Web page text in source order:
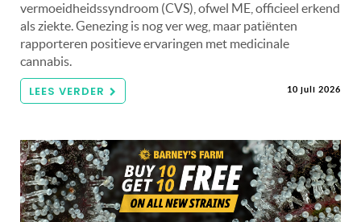
vermoeidheidssyndroom (CVS), ofwel ME, officieel erkend
als ziekte. Genezing is nog ver weg, maar patiënten
rapporteren positieve ervaringen met medicinale
cannabis.
LEES VERDER 10 juli 2026